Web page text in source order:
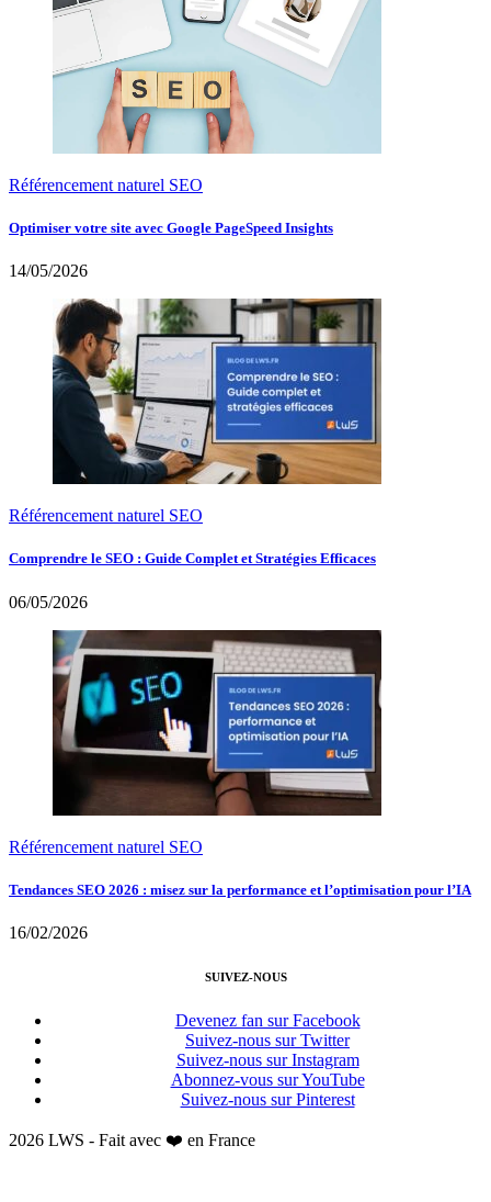
Référencement naturel SEO
Optimiser votre site avec Google PageSpeed Insights
14/05/2026
Référencement naturel SEO
Comprendre le SEO : Guide Complet et Stratégies Efficaces
06/05/2026
Référencement naturel SEO
Tendances SEO 2026 : misez sur la performance et l’optimisation pour l’IA
16/02/2026
SUIVEZ-NOUS
Devenez fan sur Facebook
Suivez-nous sur Twitter
Suivez-nous sur Instagram
Abonnez-vous sur YouTube
Suivez-nous sur Pinterest
2026 LWS - Fait avec ❤️ en France